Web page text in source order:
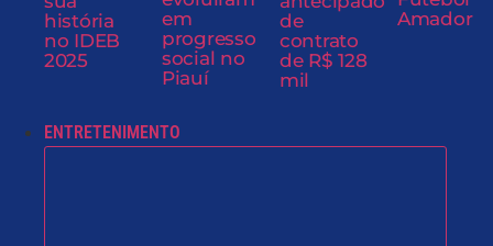
história
no IDEB
2025
em
progresso
social no
Piauí
de
contrato
de R$ 128
mil
Amador
ENTRETENIMENTO